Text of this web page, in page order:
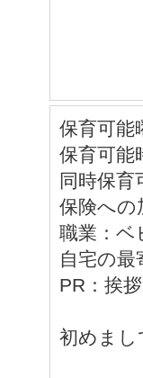
保育可能
保育可能
同時保
保険への
職業：ベ
自宅の最
PR：挨拶
初めまし